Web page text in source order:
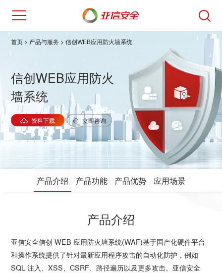
首页 > 产品与服务 > 信创WEB应用防火墙系统
信创WEB应用防火
墙系统
资料下载 立即咨询
产品介绍 产品功能 产品优势 应用场景
产品介绍
亚信安全信创 WEB 应用防火墙系统(WAF)基于国产化硬件平台
和操作系统提供了针对最新应用程序攻击的自动化防护，例如
SQL 注入、XSS、CSRF、路径遍历以及更多攻击。亚信安全